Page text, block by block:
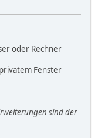
oder Rechner
Fenster
sind der